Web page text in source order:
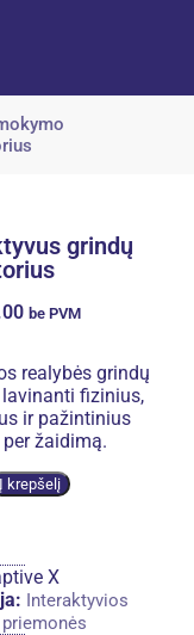
grindų
be PVM
realybės grindų
fizinius,
ir pažintinius
žaidimą.
Į krepšelį
X
Interaktyvios